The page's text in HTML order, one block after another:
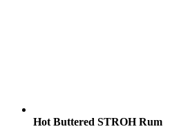
Hot Buttered STROH Rum